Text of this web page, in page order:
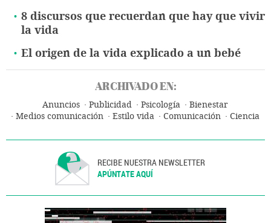
8 discursos que recuerdan que hay que vivir
la vida
El origen de la vida explicado a un bebé
ARCHIVADO EN:
Anuncios Publicidad Psicología
Bienestar
Medios comunicación
Estilo vida Comunicación Ciencia
RECIBE NUESTRA NEWSLETTER
APÚNTATE AQUÍ